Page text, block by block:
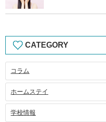
CATEGORY
コラム
ホームステイ
学校情報